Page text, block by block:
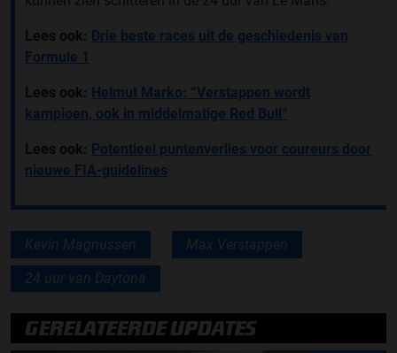
Lees ook: Drie beste races uit de geschiedenis van
Formule 1
Lees ook: Helmut Marko: “Verstappen wordt
kampioen, ook in middelmatige Red Bull”
Lees ook: Potentieel puntenverlies voor coureurs door
nieuwe FIA-guidelines
Kevin Magnussen Max Verstappen
24 uur van Daytona
GERELATEERDE UPDATES